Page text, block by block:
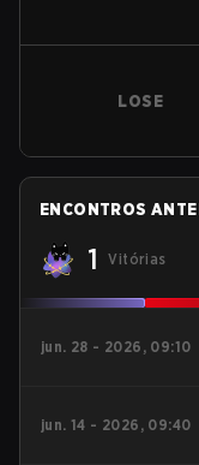
LOSE
ENCONTROS
1 Vitórias
jun. 28 - 2026, 09:10
jun. 14 - 2026, 09:40